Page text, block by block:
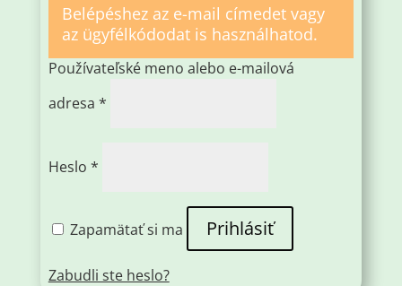
Belépéshez az e-mail címedet vagy
az ügyfélkódodat is használhatod.
Používateľské meno alebo e-mailová
adresa *
Heslo *
Zapamätať si ma Prihlásiť
Zabudli ste heslo?